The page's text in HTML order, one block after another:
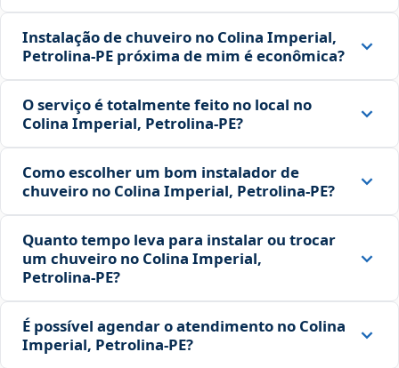
Instalação de chuveiro no Colina Imperial,
Petrolina‑PE próxima de mim é econômica?
O serviço é totalmente feito no local no
Colina Imperial, Petrolina‑PE?
Como escolher um bom instalador de
chuveiro no Colina Imperial, Petrolina‑PE?
Quanto tempo leva para instalar ou trocar
um chuveiro no Colina Imperial,
Petrolina‑PE?
É possível agendar o atendimento no Colina
Imperial, Petrolina‑PE?